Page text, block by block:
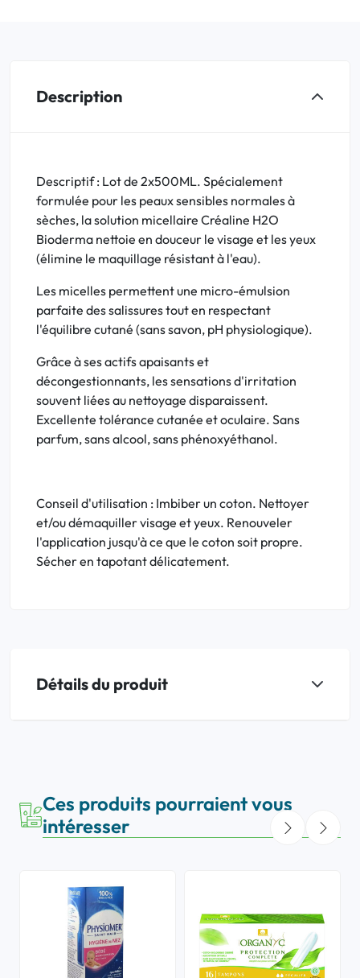
Description
Descriptif : Lot de 2x500ML. Spécialement
formulée pour les peaux sensibles normales à
sèches, la solution micellaire Créaline H2O
Bioderma nettoie en douceur le visage et les yeux
(élimine le maquillage résistant à l'eau).
Les micelles permettent une micro-émulsion
parfaite des salissures tout en respectant
l'équilibre cutané (sans savon, pH physiologique).
Grâce à ses actifs apaisants et
décongestionnants, les sensations d'irritation
souvent liées au nettoyage disparaissent.
Excellente tolérance cutanée et oculaire. Sans
parfum, sans alcool, sans phénoxyéthanol.
Conseil d'utilisation : Imbiber un coton. Nettoyer
et/ou démaquiller visage et yeux. Renouveler
l'application jusqu'à ce que le coton soit propre.
Sécher en tapotant délicatement.
Détails du produit
Ces produits pourraient vous
intéresser